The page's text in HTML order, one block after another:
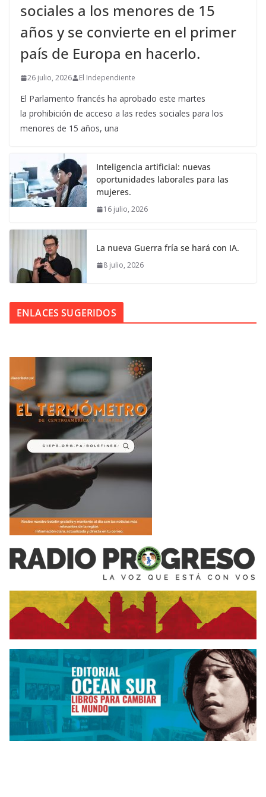
sociales a los menores de 15
años y se convierte en el primer
país de Europa en hacerlo.
26 julio, 2026 El Independiente
El Parlamento francés ha aprobado este martes
la prohibición de acceso a las redes sociales para los
menores de 15 años, una
Inteligencia artificial: nuevas
oportunidades laborales para las
mujeres.
16 julio, 2026
La nueva Guerra fría se hará con IA.
8 julio, 2026
ENLACES SUGERIDOS